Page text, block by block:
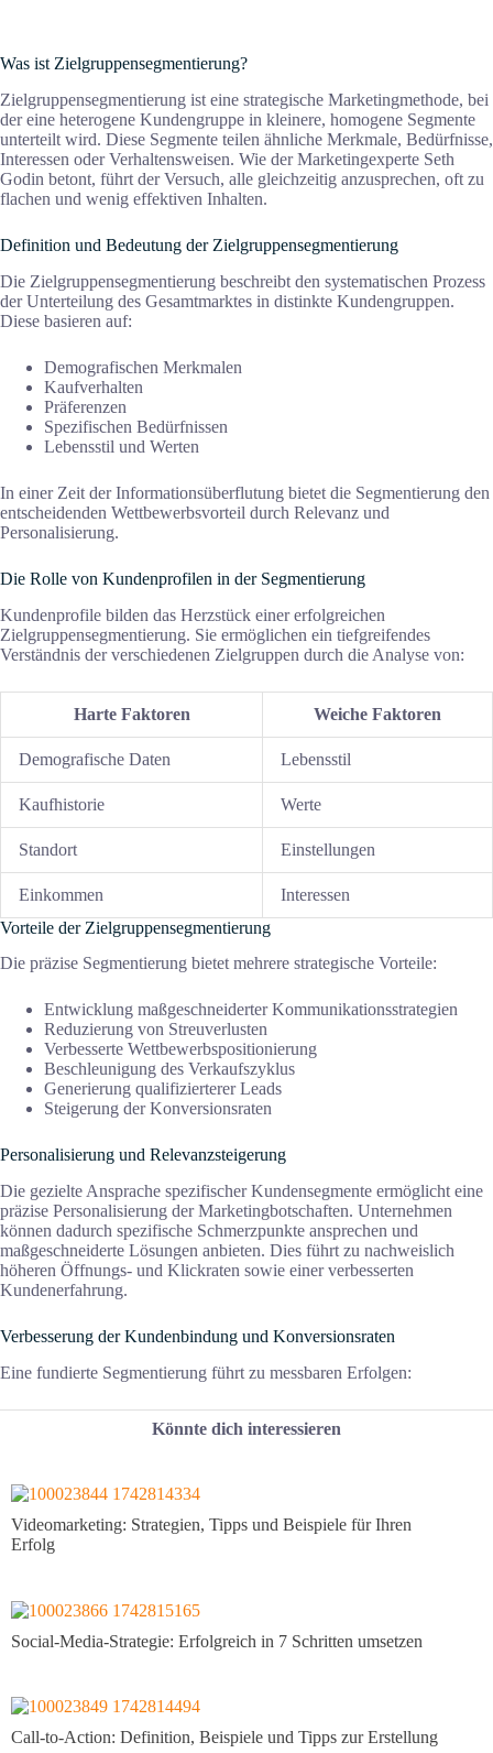
Was ist Zielgruppensegmentierung?
Zielgruppensegmentierung ist eine strategische Marketingmethode, bei
der eine heterogene Kundengruppe in kleinere, homogene Segmente
unterteilt wird. Diese Segmente teilen ähnliche Merkmale, Bedürfnisse,
Interessen oder Verhaltensweisen. Wie der Marketingexperte Seth
Godin betont, führt der Versuch, alle gleichzeitig anzusprechen, oft zu
flachen und wenig effektiven Inhalten.
Definition und Bedeutung der Zielgruppensegmentierung
Die Zielgruppensegmentierung beschreibt den systematischen Prozess
der Unterteilung des Gesamtmarktes in distinkte Kundengruppen.
Diese basieren auf:
Demografischen Merkmalen
Kaufverhalten
Präferenzen
Spezifischen Bedürfnissen
Lebensstil und Werten
In einer Zeit der Informationsüberflutung bietet die Segmentierung den
entscheidenden Wettbewerbsvorteil durch Relevanz und
Personalisierung.
Die Rolle von Kundenprofilen in der Segmentierung
Kundenprofile bilden das Herzstück einer erfolgreichen
Zielgruppensegmentierung. Sie ermöglichen ein tiefgreifendes
Verständnis der verschiedenen Zielgruppen durch die Analyse von:
Harte Faktoren Weiche Faktoren
Demografische Daten Lebensstil
Kaufhistorie Werte
Standort Einstellungen
Einkommen
Interessen
Vorteile der Zielgruppensegmentierung
Die präzise Segmentierung bietet mehrere strategische Vorteile:
Entwicklung maßgeschneiderter Kommunikationsstrategien
Reduzierung von Streuverlusten
Verbesserte Wettbewerbspositionierung
Beschleunigung des Verkaufszyklus
Generierung qualifizierterer Leads
Steigerung der Konversionsraten
Personalisierung und Relevanzsteigerung
Die gezielte Ansprache spezifischer Kundensegmente ermöglicht eine
präzise Personalisierung der Marketingbotschaften. Unternehmen
können dadurch spezifische Schmerzpunkte ansprechen und
maßgeschneiderte Lösungen anbieten. Dies führt zu nachweislich
höheren Öffnungs- und Klickraten sowie einer verbesserten
Kundenerfahrung.
Verbesserung der Kundenbindung und Konversionsraten
Eine fundierte Segmentierung führt zu messbaren Erfolgen:
Könnte dich interessieren
Videomarketing: Strategien, Tipps und Beispiele für Ihren
Erfolg
Social-Media-Strategie: Erfolgreich in 7 Schritten umsetzen
Call-to-Action: Definition, Beispiele und Tipps zur Erstellung